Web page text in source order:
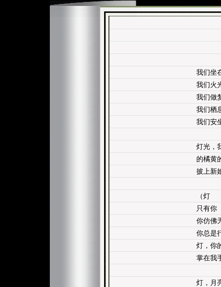
我们坐
我们火
我们做
我们栖
我们安
灯光，
的橘黄
披上新
（灯
只有你
你仿佛
你总是
灯，你
掌在我
灯，月